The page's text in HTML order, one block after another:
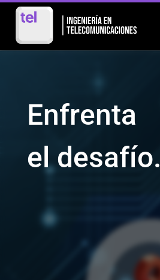
Enfrenta
el desafío.